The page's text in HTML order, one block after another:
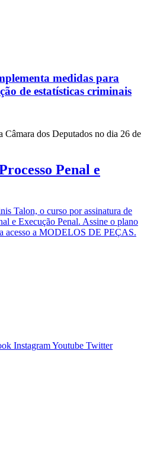
medidas para
de estatísticas criminais
Câmara dos Deputados no dia 26 de
Penal e
Talon, o curso por assinatura de
e Execução Penal. Assine o plano
acesso a MODELOS DE PEÇAS.
InstagramYoutube Twitter